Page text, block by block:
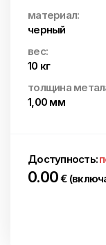
материал:
черный
вес:
10 кг
толщина
1,00 мм
Доступность:
0.00€